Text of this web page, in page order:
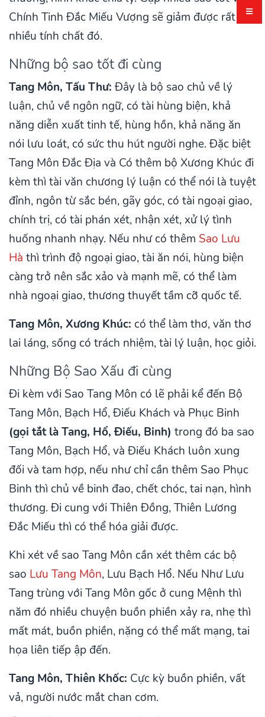
Chính Tinh Đắc Miếu Vượng sẽ giảm được rất
nhiều tính chất đó.
Những bộ sao tốt đi cùng
Tang Môn, Tấu Thư: Đây là bộ sao chủ về lý
luận, chủ về ngôn ngữ, có tài hùng biện, khả
năng diễn xuất tinh tế, hùng hồn, khả năng ăn
nói lưu loát, có sức thu hút người nghe. Đặc biệt
Tang Môn Đắc Địa và Có thêm bộ Xương Khúc đi
kèm thì tài văn chương lý luận có thể nói là tuyệt
đỉnh, ngôn từ sắc bén, gãy góc, có tài ngoại giao,
chính trị, có tài phán xét, nhận xét, xử lý tình
huống nhanh nhạy. Nếu như có thêm Sao Lưu
Hà thì trình độ ngoại giao, tài ăn nói, hùng biện
càng trở nên sắc xảo và mạnh mẽ, có thể làm
nhà ngoại giao, thương thuyết tầm cỡ quốc tế.
Tang Môn, Xương Khúc: có thể làm thơ, văn thơ
lai láng, sống có trách nhiệm, tài lý luận, học giỏi.
Những Bộ Sao Xấu đi cùng
Đi kèm với Sao Tang Môn có lẽ phải kể đến Bộ
Tang Môn, Bạch Hổ, Điếu Khách và Phục Binh
(gọi tắt là Tang, Hổ, Điếu, Binh) trong đó ba sao
Tang Môn, Bạch Hổ, và Điếu Khách luôn xung
đối và tam hợp, nếu như chỉ cần thêm Sao Phục
Binh thì chủ về binh đao, chết chóc, tai nạn, hình
thương. Đi cung với Thiên Đồng, Thiên Lương
Đắc Miếu thì có thể hóa giải được.
Khi xét về sao Tang Môn cần xét thêm các bộ
sao Lưu Tang Môn, Lưu Bạch Hổ. Nếu Như Lưu
Tang trùng với Tang Môn gốc ở cung Mệnh thì
năm đó nhiều chuyện buồn phiền xảy ra, nhẹ thì
mất mát, buồn phiền, nặng có thể mất mạng, tai
họa liên tiếp ập đến.
Tang Môn, Thiên Khốc: Cực kỳ buồn phiền, vất
vả, người nước mắt chan cơm.